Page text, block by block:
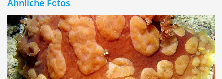
Ähnliche Fotos